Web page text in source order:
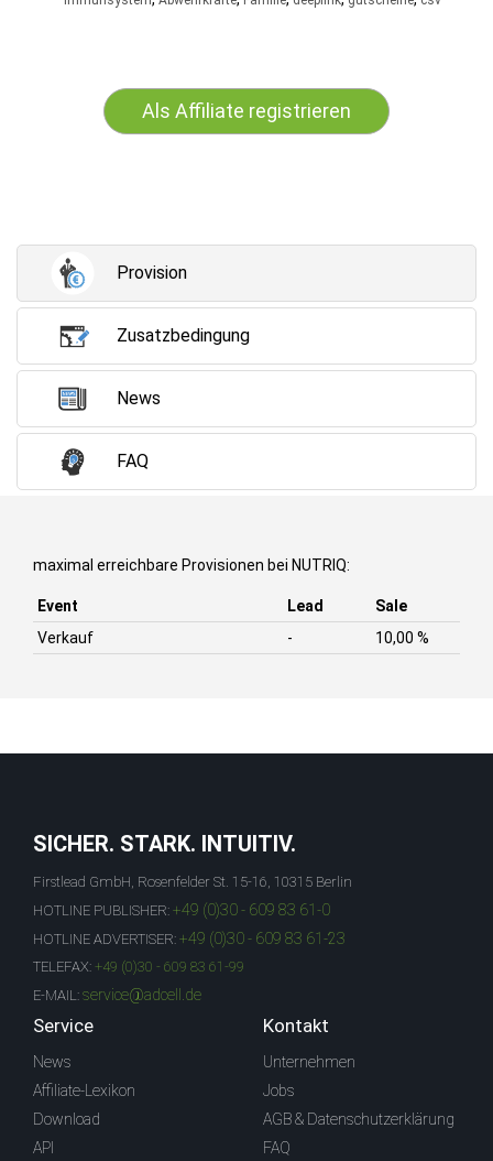
Als Affiliate registrieren
Provision
Zusatzbedingung
News
FAQ
maximal erreichbare Provisionen bei NUTRIQ:
Event Lead
Sale
Verkauf
- 10,00 %
SICHER. STARK. INTUITIV.
Firstlead GmbH, Rosenfelder St. 15-16, 10315 Berlin
HOTLINE PUBLISHER: +49 (0)30 - 609 83 61-0
HOTLINE ADVERTISER: +49 (0)30 - 609 83 61-23
TELEFAX: +49 (0)30 - 609 83 61-99
E-MAIL: service@adcell.de
Service
News
Affiliate-Lexikon
Download
API
Kontakt
Unternehmen
Jobs
AGB & Datenschutzerklärung
FAQ